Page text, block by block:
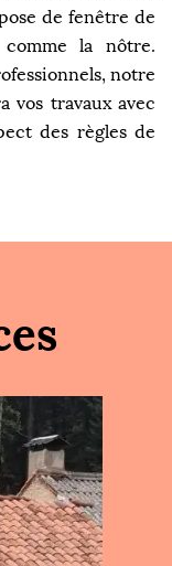
de fenêtre de
la nôtre.
notre
vos travaux avec
des règles de